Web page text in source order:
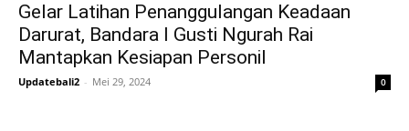
Gelar Latihan Penanggulangan Keadaan
Darurat, Bandara I Gusti Ngurah Rai
Mantapkan Kesiapan Personil
Updatebali2 - Mei 29, 2024 0